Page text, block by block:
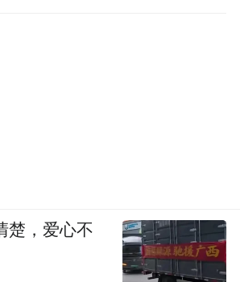
楚，爱心不